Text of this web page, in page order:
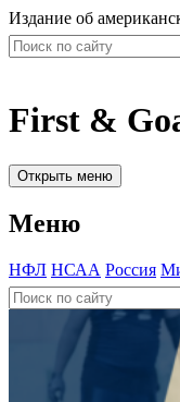
Издание об
First &
Открыть меню
Меню
НФЛ НСАА Россия